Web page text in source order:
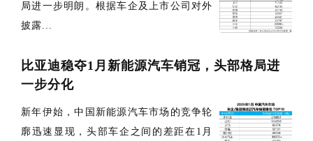
局进一步明朗。根据车企及上市公司对外
披露...
比亚迪稳夺1月新能源汽车销冠，头部格局进
一步分化
新年伊始，中国新能源汽车市场的竞争轮
廓迅速显现，头部车企之间的差距在1月